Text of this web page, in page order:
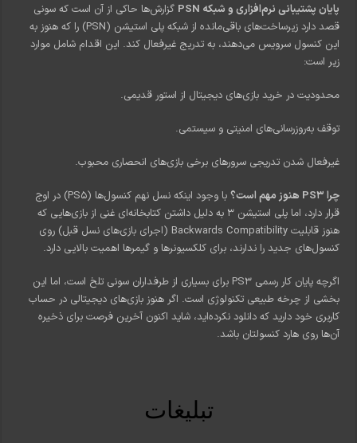
پایان پشتیبانی نرم‌افزاری و شبکه PSN
گزارش‌ها حاکی از آن است که سونی
قصد دارد زیرساخت‌های باقی‌مانده از شبکه پلی استیشن (PSN) را که هنوز به
این کنسول سرویس می‌دهند، به تدریج غیرفعال کند. این اقدام شامل موارد
زیر است:
محدودیت در خرید بازی‌های دیجیتال از استور قدیمی.
توقف به‌روزرسانی‌های امنیتی و سیستمی.
غیرفعال شدن تدریجی سرورهای برخی بازی‌های انحصاری محبوب.
چرا PS3 هنوز مهم است؟
با وجود اینکه نسل نهم کنسول‌ها (PS5) در اوج
قرار دارد، اما پلی استیشن ۳ به دلیل داشتن کتابخانه‌ای غنی از بازی‌هایی که
هنوز قابلیت Backwards Compatibility (اجرای بازی‌های نسل قبل) روی
کنسول‌های جدید را ندارند، برای کلکسیونرها و گیمرها اهمیت بالایی دارد.
اگرچه پایان کار رسمی PS3 برای بسیاری از طرفداران سونی تلخ است، اما این
بخشی از چرخه طبیعی تکنولوژی است. اگر هنوز بازی‌های دیجیتالی در حساب
کاربری خود دارید که دانلود نکرده‌اید، شاید اکنون آخرین فرصت برای ذخیره
آن‌ها روی هارد کنسولتان باشد.
تبلیغات